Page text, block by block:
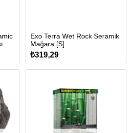
Exo Terra Wet Rock Seramik
Mağara [S]
₺319,29